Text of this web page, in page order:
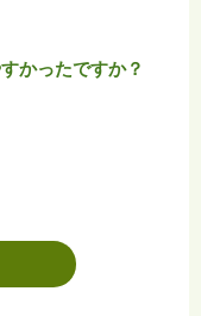
かったですか？